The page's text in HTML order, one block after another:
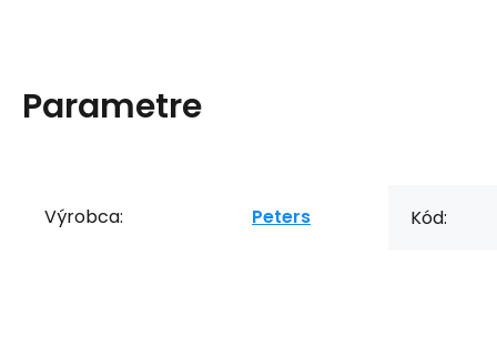
Parametre
Výrobca: Peters Kód: